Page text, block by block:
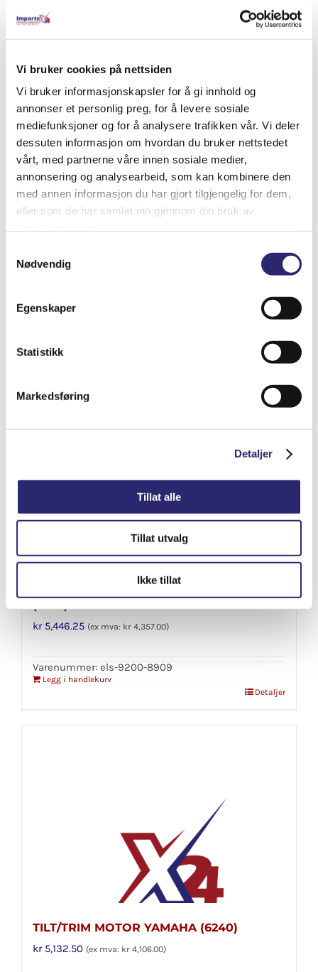
Vi bruker cookies på nettsiden
Vi bruker informasjonskapsler for å gi innhold og
annonser et personlig preg, for å levere sosiale
mediefunksjoner og for å analysere trafikken vår. Vi deler
dessuten informasjon om hvordan du bruker nettstedet
vårt, med partnerne våre innen sosiale medier,
annonsering og analysearbeid, som kan kombinere den
med annen informasjon du har gjort tilgjengelig for dem,
eller som de har samlet inn gjennom din bruk av
Nødvendig
Egenskaper
Statistikk
Markedsføring
Detaljer
Tillat alle
Tillat utvalg
Ikke tillat
Relaterte produkter
TILT/TRIM HONDA (6237)
Detaljer
TILT/TRIM MOTOR FOR V.P.290 DREV
kr5,446.25 (ex mva: kr 4,357.00)
Varenummer: els-9200-8909
Legg i handlekurv
Detaljer
TILT/TRIM MOTOR YAMAHA (6240)
kr5,132.50 (ex mva: kr 4,106.00)